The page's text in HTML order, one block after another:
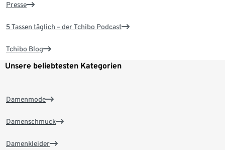
Presse
5 Tassen täglich – der Tchibo Podcast
Tchibo Blog
Unsere beliebtesten Kategorien
Damenmode
Damenschmuck
Damenkleider